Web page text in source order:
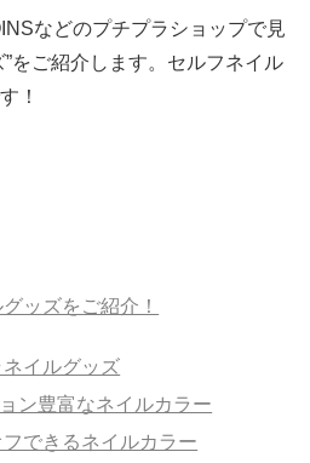
などのプチプラショップで見
をご紹介します。セルフネイル
！
ッズをご紹介！
イルグッズ
ン豊富なネイルカラー
フできるネイルカラー